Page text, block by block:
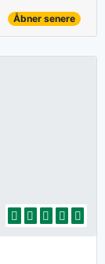
Åbner senere